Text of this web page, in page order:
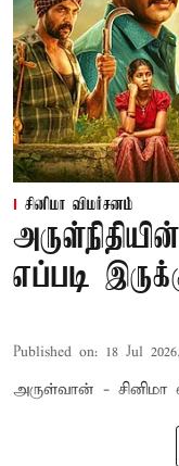
சினிமா விமர்சனம்
எப்படி
Published on: 18 Jul
அருள்வான் - சினிமா